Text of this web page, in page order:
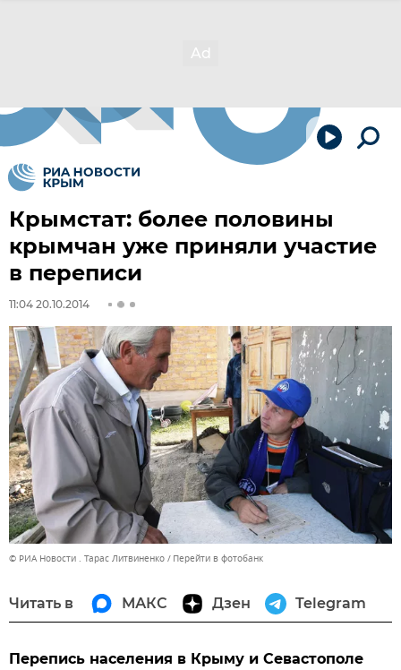
Крымстат: более половины
крымчан уже приняли участие
в переписи
11:04 20.10.2014
© РИА Новости . Тарас Литвиненко Перейти в фотобанк
Читать в МАКС Дзен Telegram
Перепись населения в Крыму и Севастополе